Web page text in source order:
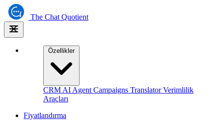
The Chat Quotient
Özellikler
CRM AI Agent Campaigns TranslatorVerimlilik
Araçları
Fiyatlandırma